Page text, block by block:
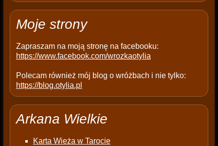
p
y
Moje strony
Zapraszam na moją stronę na facebooku:
https://www.facebook.com/wrozkaotylia
Polecam również mój blog o wróżbach i nie tylko:
https://blog.otylia.pl
Arkana Wielkie
Karta Wieża w Tarocie